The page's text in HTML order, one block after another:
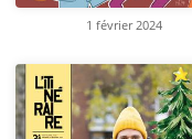
1 février 2024